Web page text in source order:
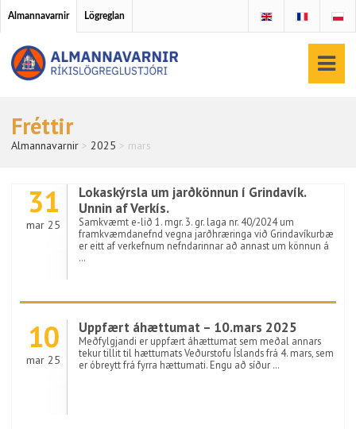
Almannavarnir Lögreglan
Fréttir
Almannavarnir > 2025 > mars
31
mar 25
Lokaskýrsla um jarðkönnun í Grindavík.
Unnin af Verkís.
Samkvæmt e-lið 1. mgr. 3. gr. laga nr. 40/2024 um
framkvæmdanefnd vegna jarðhræringa við Grindavíkurbæ
er eitt af verkefnum nefndarinnar að annast um könnun á
…
10
mar 25
Uppfært áhættumat – 10.mars 2025
Meðfylgjandi er uppfært áhættumat sem meðal annars
tekur tillit til hættumats Veðurstofu Íslands frá 4. mars, sem
er óbreytt frá fyrra hættumati. Engu að síður …